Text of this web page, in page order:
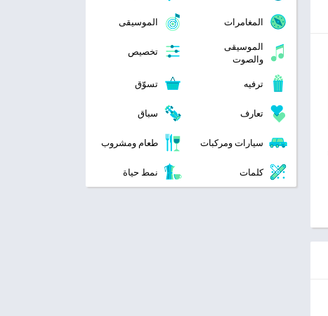
المغامرات
الموسيقى
الموسيقى
والصوت
تخصيص
ترفيه تسوّق
تعارف سباق
سيارات ومركبات طعام ومشروب
كلمات نمط حياة